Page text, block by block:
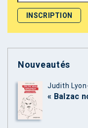
Nouveautés
Judith
« Balzac